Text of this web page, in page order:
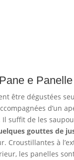
Pane e Panelle
être dégustées
d’un
Il suffit de les
gouttes de
Croustillantes à
les panelles